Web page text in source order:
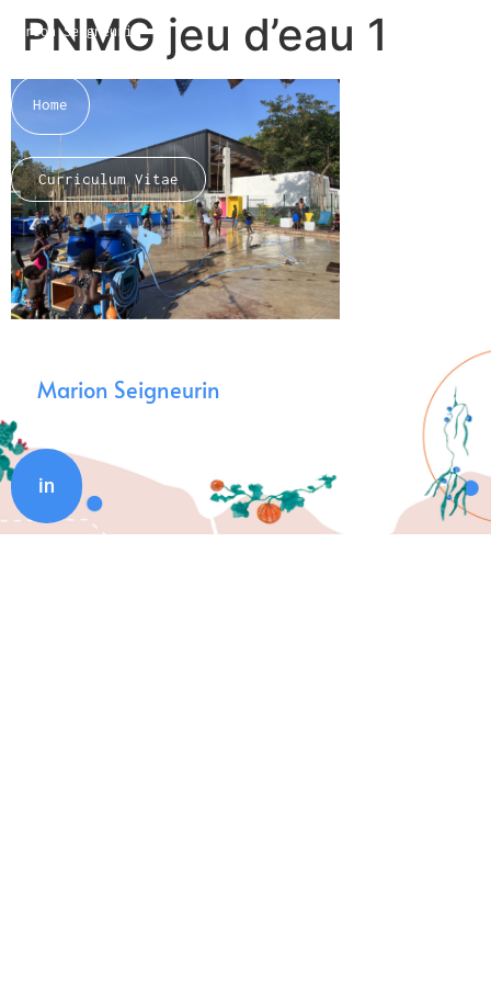
Marion Seigneurin​
Home
Curriculum Vitae
About me
PNMG jeu d’eau 1
Marion Seigneurin
in